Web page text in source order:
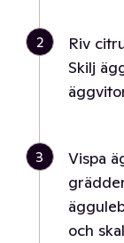
2
Riv
Skilj
3
Vispa
och